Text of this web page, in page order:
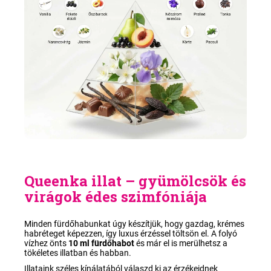
Queenka illat – gyümölcsök és
virágok édes szimfóniája
Minden fürdőhabunkat úgy készítjük, hogy gazdag, krémes
habréteget képezzen, így luxus érzéssel töltsön el. A folyó
vízhez önts 10 ml fürdőhabotés már el is merülhetsz a
tökéletes illatban és habban.
Illataink széles kínálatából válaszd ki az érzékeidnek